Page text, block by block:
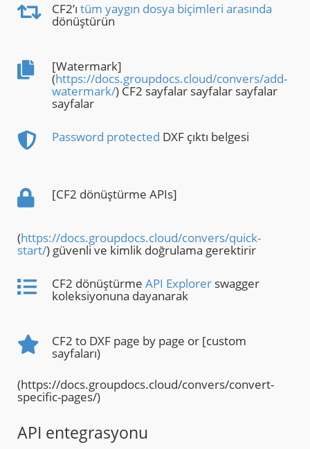
CF2’ı tüm yaygın dosya biçimleri arasında
dönüştürün
[Watermark]
(https://docs.groupdocs.cloud/convers/add-
watermark/) CF2 sayfalar sayfalar sayfalar
sayfalar
Password protected DXF çıktı belgesi
[CF2 dönüştürme APIs]
(https://docs.groupdocs.cloud/convers/quick-
start/) güvenli ve kimlik doğrulama gerektirir
CF2 dönüştürme API Explorer swagger
koleksiyonuna dayanarak
CF2 to DXF page by page or [custom
sayfaları)
(https://docs.groupdocs.cloud/convers/convert-
specific-pages/)
API entegrasyonu